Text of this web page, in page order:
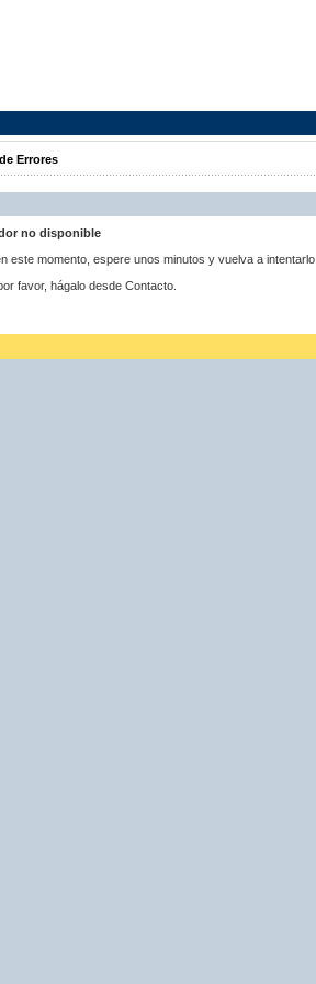
Errores
no disponible
este momento, espere unos minutos y vuelva a intentarlo.
favor, hágalo desde Contacto.